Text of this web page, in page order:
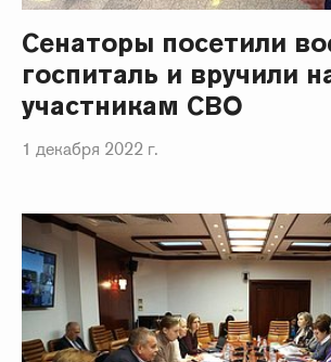
Сенаторы посетили
госпиталь и вручили
участникам СВО
1 декабря 2022 г.